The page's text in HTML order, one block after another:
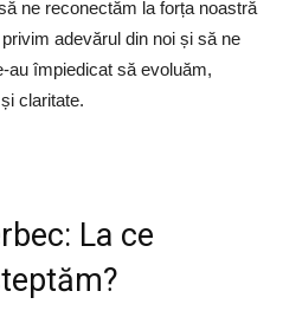
ne reconectăm la forța noastră
adevărul din noi și să ne
au împiedicat să evoluăm,
claritate.
La ce